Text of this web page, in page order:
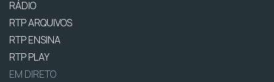
RÁDIO
RTP ARQUIVOS
RTP ENSINA
RTP PLAY
EM DIRETO